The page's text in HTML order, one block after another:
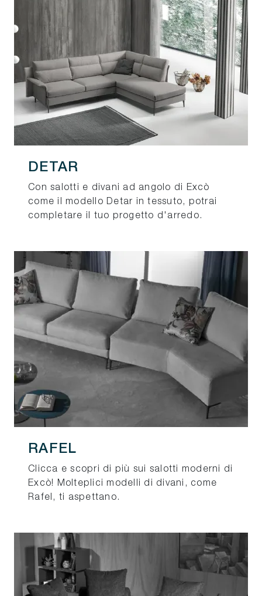
DETAR
Con salotti e divani ad angolo di Excò
come il modello Detar in tessuto, potrai
completare il tuo progetto d'arredo.
RAFEL
Clicca e scopri di più sui salotti moderni di
Excò! Molteplici modelli di divani, come
Rafel, ti aspettano.